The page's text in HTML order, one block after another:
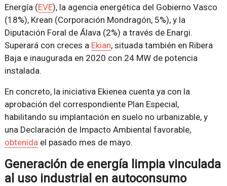
Energía (EVE), la agencia energética del Gobierno Vasco
(18%), Krean (Corporación Mondragón, 5%), y la
Diputación Foral de Álava (2%) a través de Enargi.
Superará con creces a Ekian, situada también en Ribera
Baja e inaugurada en 2020 con 24 MW de potencia
instalada.
En concreto, la iniciativa Ekienea cuenta ya con la
aprobación del correspondiente Plan Especial,
habilitando su implantación en suelo no urbanizable, y
una Declaración de Impacto Ambiental favorable,
obtenida el pasado mes de mayo.
Generación de energía limpia vinculada
al uso industrial en autoconsumo